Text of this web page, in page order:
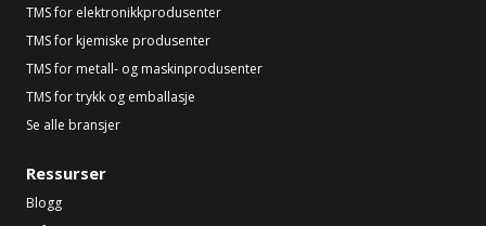
TMS for elektronikkprodusenter
TMS for kjemiske produsenter
TMS for metall- og maskinprodusenter
TMS for trykk og emballasje
Se alle bransjer
Ressurser
Blogg